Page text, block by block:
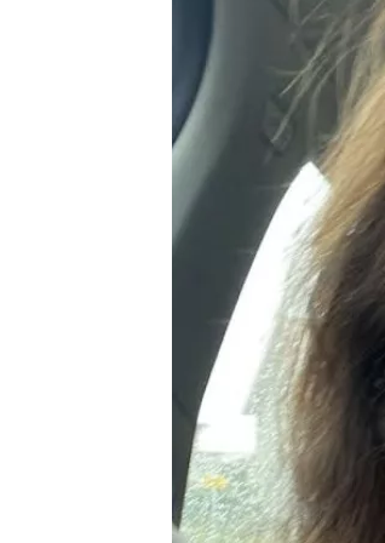
“Het enige wat ik
had gehoord, was
gesprek met &C.